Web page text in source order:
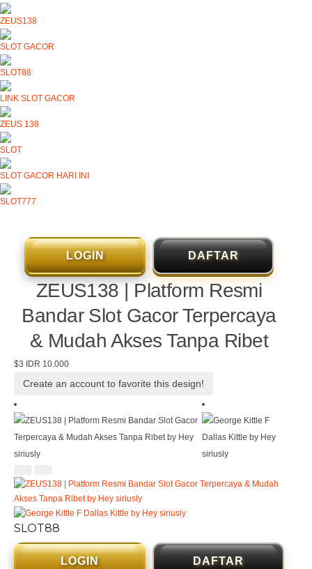
ZEUS138
SLOT GACOR
SLOT88
LINK SLOT GACOR
ZEUS 138
SLOT
SLOT GACOR HARI INI
SLOT777
LOGIN DAFTAR
ZEUS138 | Platform Resmi
Bandar Slot Gacor Terpercaya
& Mudah Akses Tanpa Ribet
$3 IDR 10.000
Create an account to favorite this design!
SLOT88
LOGIN DAFTAR